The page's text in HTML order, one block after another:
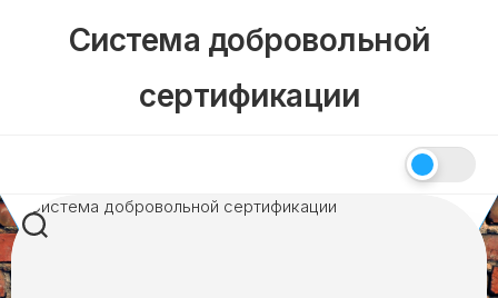
Система добровольной
сертификации